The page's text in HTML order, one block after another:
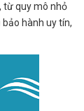
từ quy mô nhỏ
hành uy tín,